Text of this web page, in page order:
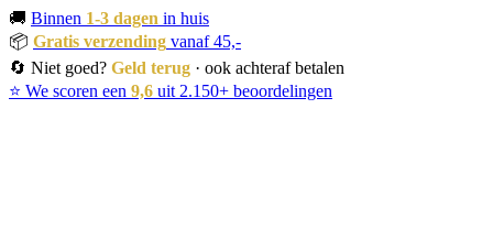
🚚 Binnen 1-3 dagen in huis
📦 Gratis verzending vanaf 45,-
🔄 Niet goed? Geld terug · ook achteraf betalen
⭐ We scoren een 9,6 uit 2.150+ beoordelingen